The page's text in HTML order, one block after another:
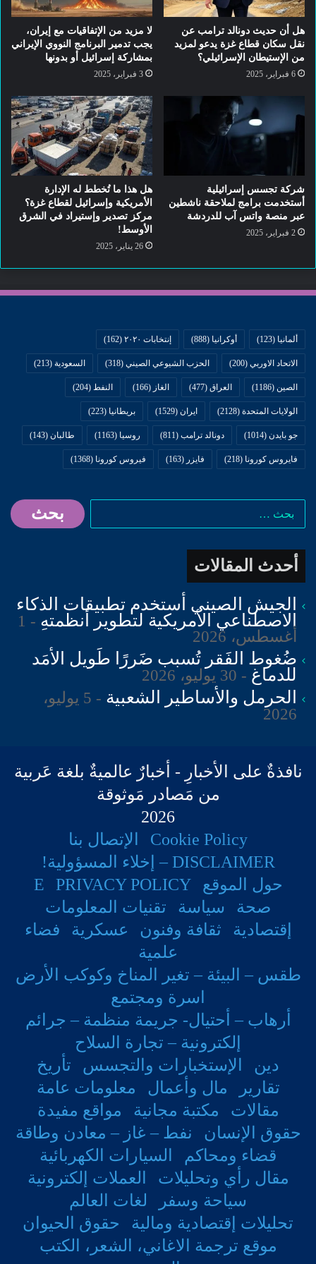
وبحسب ما ورد
قال القائمون على وضع هذه البيانات
للتحميل على ألانترنت – المعرفون باسم (
الخريف الإسرائيلي ) – إنهم ( أُجبروا ) على نشر
المعلومات بسبب فشل السلطات في التعامل
مع تطبيق ( الناخب Elector )
المقالات ذات صلة
خبراء روس يعملون في قطاع
تطوير الصواريخ والدفاع الجوي
زاروا ايران خلال سنة 2024
الدول الأوربية تُحدد مُوعداً نهائياً
النووي أو مواجهة العقوبات
الأممية
26 فبراير، 2025
شركات النفط تدعو لإستئناف
الابحار عبر البحر الأحمر وقناة
السويس، لكن مع الحذر
تضمنت الرسالة روابط ورموز مشفرة للوصول
إلى قاعدتي بيانات، تحتوي إحداهما على سجل
الناخبين الكامل، بما في ذلك أسماء وأرقام
الاقتراع لجميع الناخبين المؤهلين البالغ عددهم
( ٦,٥٢٨,٥٦٥ )، يتضمن ( الأسماء الحديثة
والعناوين وأرقام الهوية والمزيد من التفاصيل )
السابقة في آذار / مارس
الماضي، نتج عن خرق لبيانات الناخبين أحد
أكبر التسريبات وأكثرها خطورة على
المعلومات الشخصية للإسرائيليين في تاريخ
الأمة.
اتهم ( التماس ) تم تقديمه إلى لجنة الانتخابات
المركزية، ( حزب الليكود )، بإستخدام ( أمكانية
) وصوله إلى سجل الناخبين الرسمي لإنشاء
قاعدة بيانات لجميع الإسرائيليين في سن
الاقتراع والتي ( تم نشرها ) بعد ذلك لنشطاء
القاعدة الشعبية ( لهم ) من خلال التطبيق
)
هل أن حديث دونالد ترامب عن
نقل سكان قطاع غزة يدعو لمزيد
من الإستيطان الإسرائيلي؟
6 فبراير، 2025
لا مزيد من الإتفاقيات مع إيران،
يجب تدمير البرنامج النووي الإيراني
بمشاركة إسرائيل أو بدونها
3 فبراير، 2025
شركة تجسس إسرائيلية
أستخدمت برامج لملاحقة ناشطين
عبر منصة واتس آب للدردشة
2 فبراير، 2025
هل هذا ما تُخطط له الإدارة
الأمريكية وإسرائيل لقطاع غزة؟
مركز تصدير وإستيراد في الشرق
الأوسط!
26 يناير، 2025
ألمانيا (123) أوكرانيا (888) إنتخابات ٢٠٢٠ (162)
الاتحاد الاوربي (200) الحزب الشيوعي الصيني (318) السعودية (213)
الصين (1186) العراق (477) الغاز (166) النفط (204)
الولايات المتحدة (2128) ايران (1529) بريطانيا (223)
جو بايدن (1014) دونالد ترامب (811) روسيا (1163) طالبان (143)
فايروس كورونا (218) فايزر (163) فيروس كورونا (1368)
البحث
عن:
أحدث المقالات
الجيش الصيني أستخدم تطبيقات الذكاء
الاصطناعي الأمريكية لتطوير أنظمتهِ
1
أغسطس، 2026
ضُغوط الفَقر تُسبب ضَررًا طَويل الأمَد
للدماغ
30 يوليو، 2026
الحرمل والأساطير الشعبية
5 يوليو،
2026
نافذةٌ على الأخبارِ - أخبارٌ عالميةٌ بلغة عَربية
من مَصادر مَوثوقة
2026
Cookie Policy
الإتصال بنا
DISCLAIMER – إخلاء المسؤولية!
حول الموقع
PRIVACY POLICY
E
صحة
سياسة
تقنيات المعلومات
إقتصادية
ثقافة وفنون عسكرية
فضاء
علمية
طقس – البيئة – تغير المناخ وكوكب الأرض
اسرة ومجتمع
أرهاب – أحتيال- جريمة منظمة – جرائم
إلكترونية – تجارة السلاح
دين
الإستخبارات والتجسس
تأريخ
تقارير
مال وأعمال
معلومات عامة
مقالات
مكتبة مجانية
مواقع مفيدة
حقوق الإنسان
نفط – غاز – معادن وطاقة
قضاء ومحاكم
السيارات الكهربائية
مقال رأي وتحليلات
العملات إلكترونية
سياحة وسفر
لغات العالم
تحليلات إقتصادية ومالية
حقوق الحيوان
موقع ترجمة الاغاني، الشعر، الكتب